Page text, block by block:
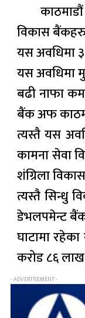
विकास
यस अवधिमा
यस अवधिमा
बढी नाफा
बैंक अफ
त्यस्तै यस
कामना सेवा
शंग्रिला
त्यस्तै सिन्धु
डेभलपमेन्ट
घाटामा
करोड ८६
- ADVERTISEMENT -